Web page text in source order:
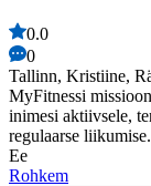
0.0
0
Tallinn, Kristiine,
MyFitnessi
inimesi aktiivsele,
regulaarse
Ee
Rohkem